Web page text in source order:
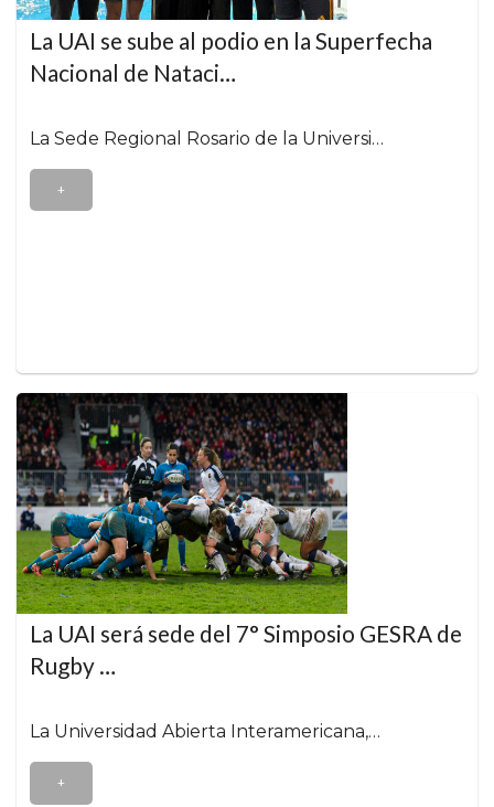
La UAI se sube al podio en la Superfecha
Nacional de Nataci…
La Sede Regional Rosario de la Universi…
+
La UAI será sede del 7° Simposio GESRA de
Rugby …
La Universidad Abierta Interamericana,…
+